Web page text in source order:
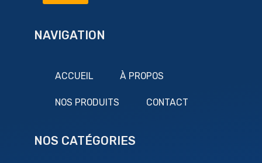
NAVIGATION
ACCUEIL À PROPOS
NOS PRODUITS CONTACT
NOS CATÉGORIES